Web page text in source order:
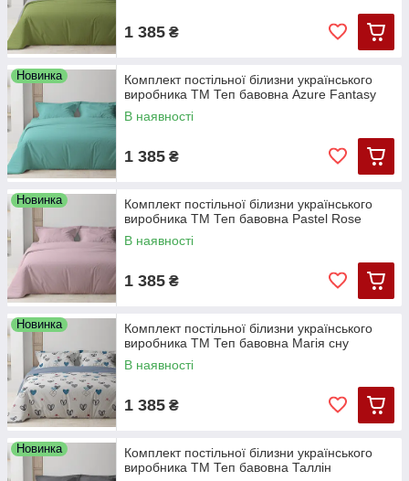
1 385 ₴
Новинка
Комплект постільної білизни українського
виробника ТМ Теп бавовна Azure Fantasy
В наявності
1 385 ₴
Новинка
Комплект постільної білизни українського
виробника ТМ Теп бавовна Pastel Rose
В наявності
1 385 ₴
Новинка
Комплект постільної білизни українського
виробника ТМ Теп бавовна Магія сну
В наявності
1 385 ₴
Новинка
Комплект постільної білизни українського
виробника ТМ Теп бавовна Таллін